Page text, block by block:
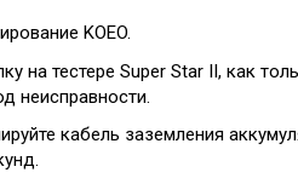
KOEO.
на тестере Super Star II, как
неисправности.
кабель заземления